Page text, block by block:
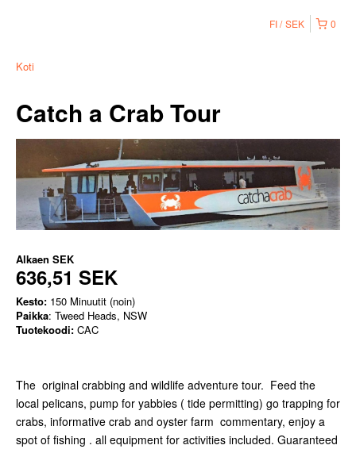
0
FI SEK
Koti
Catch a Crab Tour
Alkaen SEK
636,51 SEK
Kesto: 150 Minuutit (noin)
Paikka: Tweed Heads, NSW
Tuotekoodi: CAC
The original crabbing and wildlife adventure tour. Feed the
local pelicans, pump for yabbies ( tide permitting) go trapping for
crabs, informative crab and oyster farm commentary, enjoy a
spot of fishing . all equipment for activities included. Guaranteed